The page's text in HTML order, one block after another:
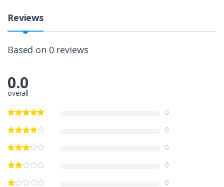
Reviews
Based on 0 reviews
0.0
overall
0
0
0
0
0